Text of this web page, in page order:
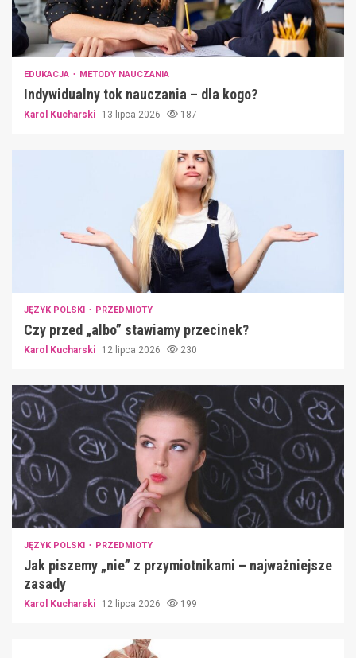
EDUKACJA METODY NAUCZANIA
Indywidualny tok nauczania – dla kogo?
Karol Kucharski 13 lipca 2026 187
JĘZYK POLSKI PRZEDMIOTY
Czy przed „albo” stawiamy przecinek?
Karol Kucharski 12 lipca 2026 230
JĘZYK POLSKI PRZEDMIOTY
Jak piszemy „nie” z przymiotnikami – najważniejsze
zasady
Karol Kucharski 12 lipca 2026 199